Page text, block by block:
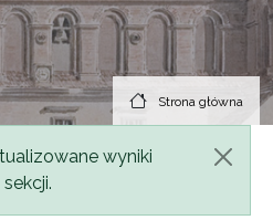
Strona główna
wyniki